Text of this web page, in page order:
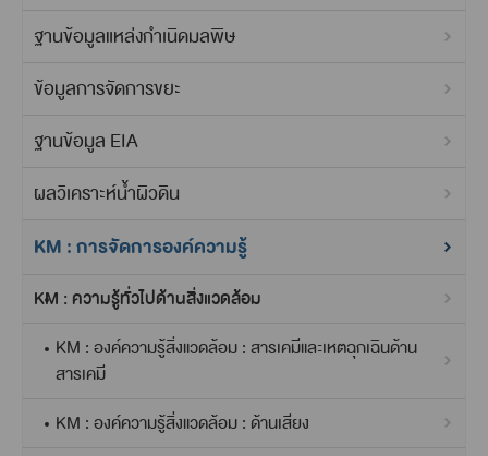
ฐานข้อมูลแหล่งกำเนิดมลพิษ
ข้อมูลการจัดการขยะ
ฐานข้อมูล EIA
ผลวิเคราะห์น้ำผิวดิน
KM : การจัดการองค์ความรู้
KM : ความรู้ทั่วไปด้านสิ่งแวดล้อม
KM : องค์ความรู้สิ่งแวดล้อม : สารเคมีและเหตฉุกเฉินด้าน
สารเคมี
KM : องค์ความรู้สิ่งแวดล้อม : ด้านเสียง